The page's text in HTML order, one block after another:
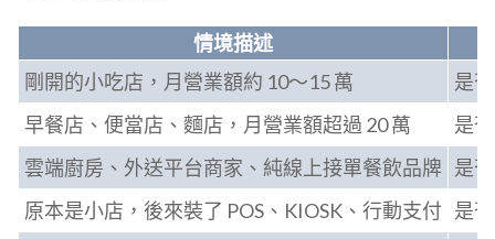
情境描述
剛開的小吃店，月營業額約 10～15 萬
是
早餐店、便當店、麵店，月營業額超過 20 萬
是
雲端廚房、外送平台商家、純線上接單餐飲品牌 是
原本是小店，後來裝了 POS、KIOSK、行動支付 是